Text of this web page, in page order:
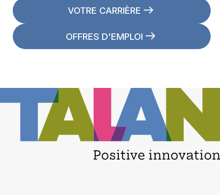
VOTRE CARRIÈRE
OFFRES D'EMPLOI